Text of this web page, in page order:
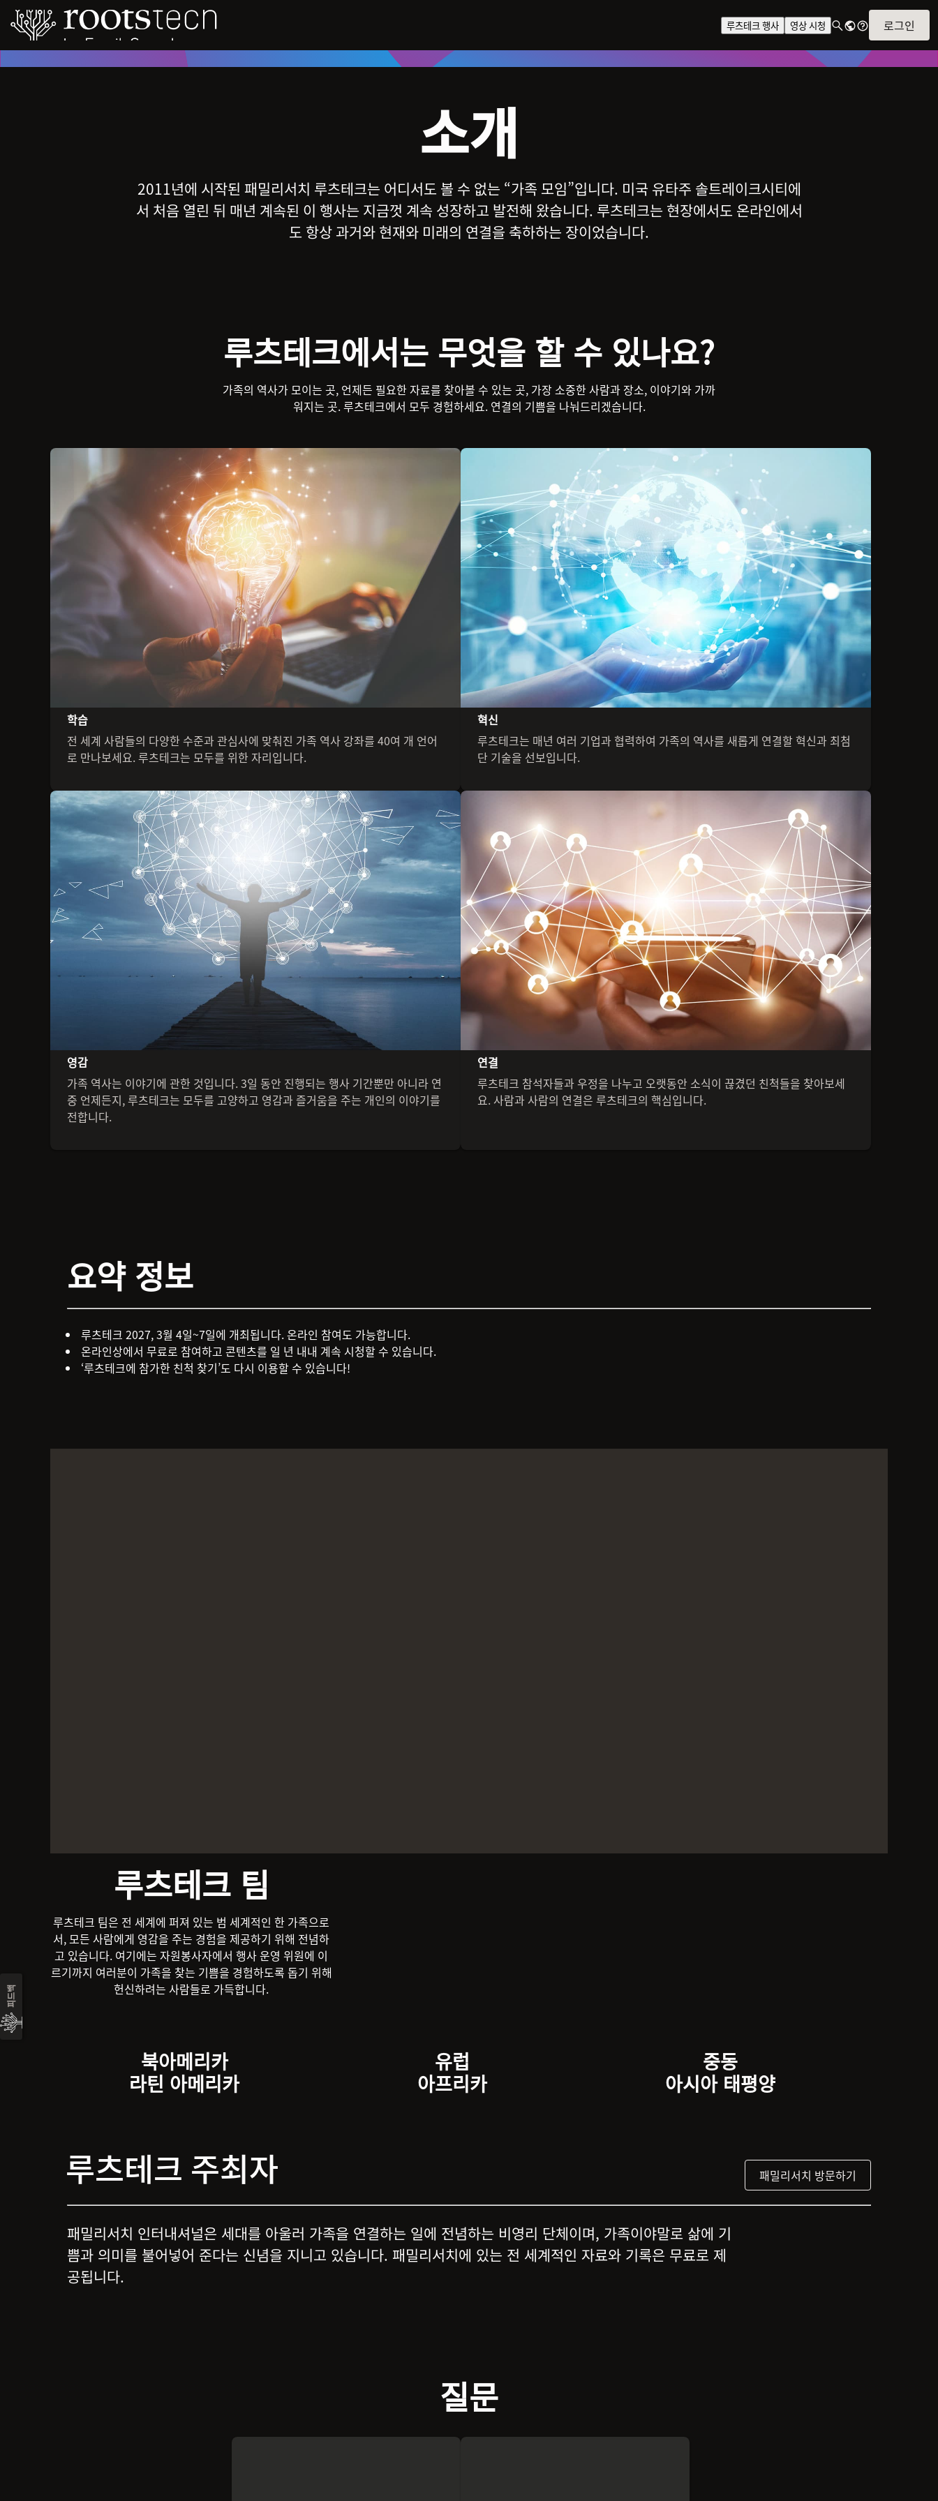
루츠테크 행사 영상 시청 로그인
소개
2011년에 시작된 패밀리서치 루츠테크는 어디서도 볼 수 없는 “가족 모임”입니다. 미국 유타주 솔트레이크시티에
서 처음 열린 뒤 매년 계속된 이 행사는 지금껏 계속 성장하고 발전해 왔습니다. 루츠테크는 현장에서도 온라인에서
도 항상 과거와 현재와 미래의 연결을 축하하는 장이었습니다.
루츠테크에서는 무엇을 할 수 있나요?
가족의 역사가 모이는 곳, 언제든 필요한 자료를 찾아볼 수 있는 곳, 가장 소중한 사람과 장소, 이야기와 가까
워지는 곳. 루츠테크에서 모두 경험하세요. 연결의 기쁨을 나눠드리겠습니다.
학습
전 세계 사람들의 다양한 수준과 관심사에 맞춰진 가족 역사 강좌를 40여 개 언어
로 만나보세요. 루츠테크는 모두를 위한 자리입니다.
혁신
루츠테크는 매년 여러 기업과 협력하여 가족의 역사를 새롭게 연결할 혁신과 최첨
단 기술을 선보입니다.
영감
가족 역사는 이야기에 관한 것입니다. 3일 동안 진행되는 행사 기간뿐만 아니라 연
중 언제든지, 루츠테크는 모두를 고양하고 영감과 즐거움을 주는 개인의 이야기를
전합니다.
연결
루츠테크 참석자들과 우정을 나누고 오랫동안 소식이 끊겼던 친척들을 찾아보세
요. 사람과 사람의 연결은 루츠테크의 핵심입니다.
요약 정보
루츠테크 2027, 3월 4일~7일에 개최됩니다. 온라인 참여도 가능합니다.
온라인상에서 무료로 참여하고 콘텐츠를 일 년 내내 계속 시청할 수 있습니다.
‘루츠테크에 참가한 친척 찾기’도 다시 이용할 수 있습니다!
루츠테크 팀
루츠테크 팀은 전 세계에 퍼져 있는 범 세계적인 한 가족으로
서, 모든 사람에게 영감을 주는 경험을 제공하기 위해 전념하
고 있습니다. 여기에는 자원봉사자에서 행사 운영 위원에 이
르기까지 여러분이 가족을 찾는 기쁨을 경험하도록 돕기 위해
헌신하려는 사람들로 가득합니다.
북아메리카 유럽
중동
라틴 아메리카
아프리카 아시아 태평양
루츠테크 주최자 패밀리서치 방문하기
패밀리서치 인터내셔널은 세대를 아울러 가족을 연결하는 일에 전념하는 비영리 단체이며, 가족이야말로 삶에 기
쁨과 의미를 불어넣어 준다는 신념을 지니고 있습니다. 패밀리서치에 있는 전 세계적인 자료와 기록은 무료로 제
공됩니다.
질문
피드백